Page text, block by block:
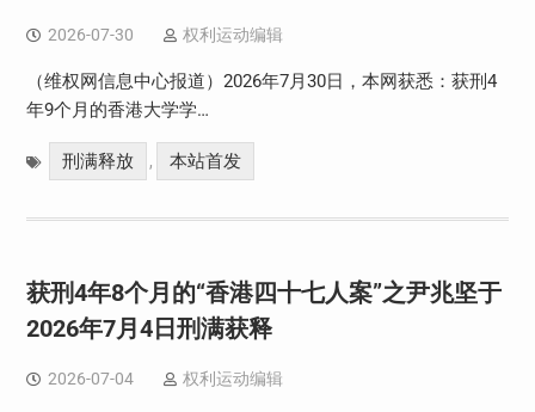
2026-07-30 权利运动编辑
（维权网信息中心报道）2026年7月30日，本网获悉：获刑4
年9个月的香港大学学…
刑满释放 , 本站首发
获刑4年8个月的“香港四十七人案”之尹兆坚于
2026年7月4日刑满获释
2026-07-04 权利运动编辑